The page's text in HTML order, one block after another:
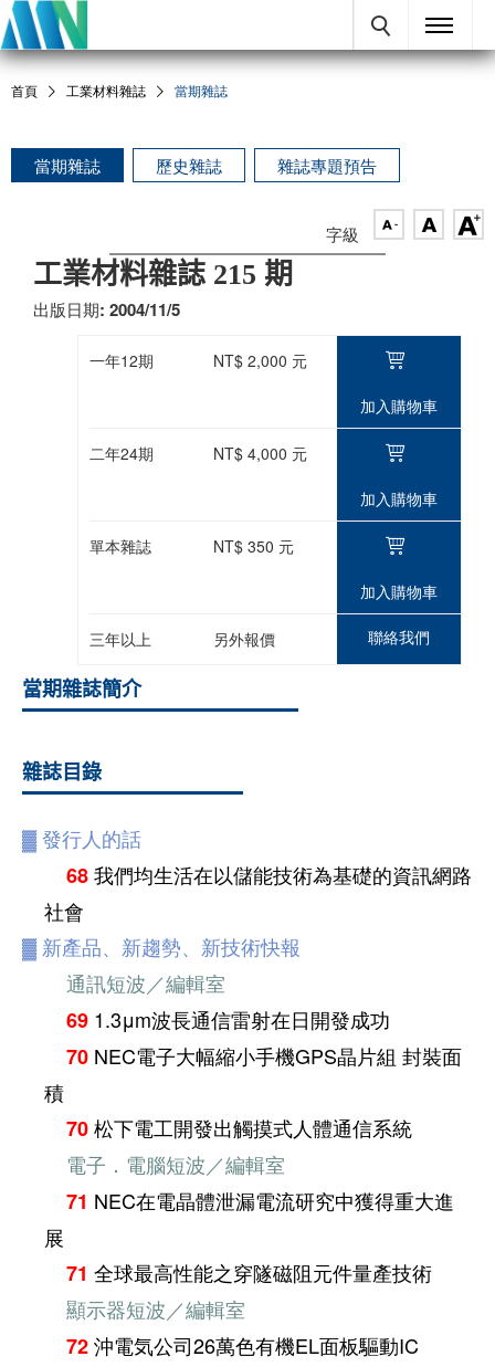
首頁 工業材料雜誌 當期雜誌
當期雜誌 歷史雜誌 雜誌專題預告
字級
工業材料雜誌 215 期
出版日期: 2004/11/5
一年12期 NT$ 2,000 元
加入購物車
二年24期 NT$ 4,000 元
加入購物車
單本雜誌 NT$ 350 元
加入購物車
三年以上 另外報價 聯絡我們
當期雜誌簡介
雜誌目錄
▓發行人的話
68我們均生活在以儲能技術為基礎的資訊網路
社會
▓ 新產品、新趨勢、新技術快報
通訊短波／編輯室
69 1.3μm波長通信雷射在日開發成功
70 NEC電子大幅縮小手機GPS晶片組 封裝面
積
70松下電工開發出觸摸式人體通信系統
電子．電腦短波／編輯室
71 NEC在電晶體泄漏電流研究中獲得重大進
展
71 全球最高性能之穿隧磁阻元件量產技術
顯示器短波／編輯室
72沖電気公司26萬色有機EL面板驅動IC